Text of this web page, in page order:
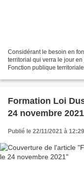
Considérant le besoin en
territorial qui verra le jour
Fonction publique
Formation Loi
24 novembre 2021
Publié le 22/11/2021 à 12:29